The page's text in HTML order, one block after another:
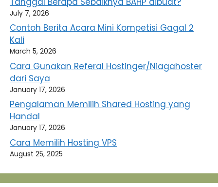
July 7, 2026
Contoh Berita Acara Mini Kompetisi Gagal 2
Kali
March 5, 2026
Cara Gunakan Referal Hostinger/Niagahoster
dari Saya
January 17, 2026
Pengalaman Memilih Shared Hosting yang
Handal
January 17, 2026
Cara Memilih Hosting VPS
August 25, 2025